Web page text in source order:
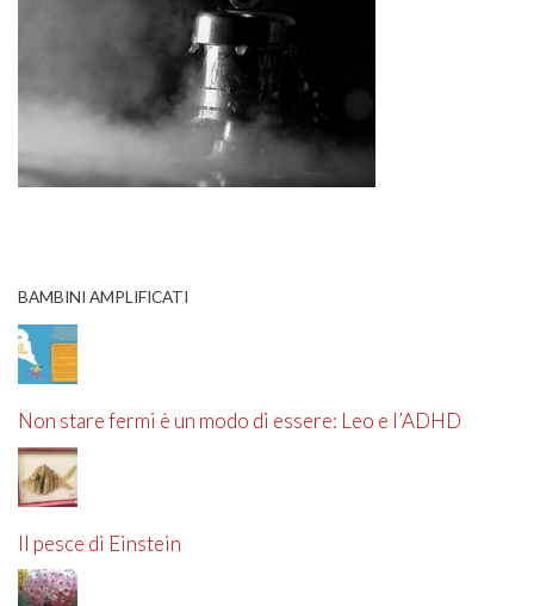
BAMBINI AMPLIFICATI
Non stare fermi è un modo di essere: Leo e l’ADHD
Il pesce di Einstein